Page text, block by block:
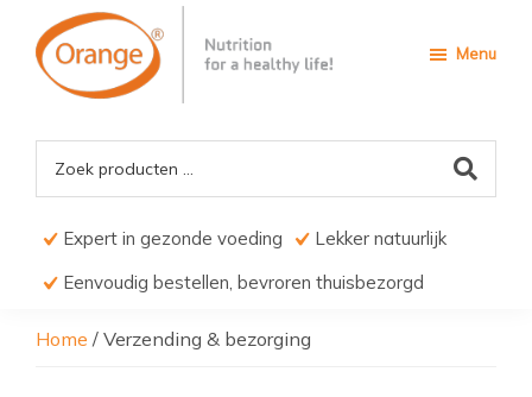
naar
naar
voettekst
for
Healthy
life Expert in gezonde voeding
Lekker natuurlijk
Eenvoudig bestellen, bevroren thuisbezorgd
Menu
Home / Verzending & bezorging